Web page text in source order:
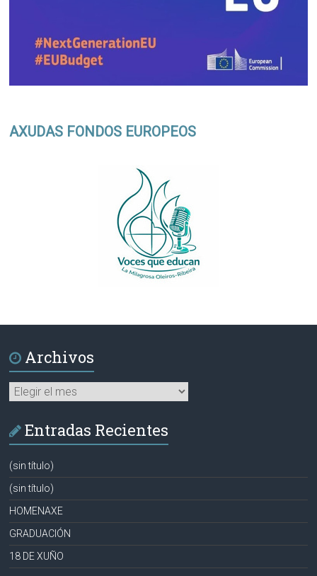
AXUDAS FONDOS EUROPEOS
Archivos
Archivos
Entradas Recientes
(sin título)
(sin título)
HOMENAXE
GRADUACIÓN
18 DE XUÑO